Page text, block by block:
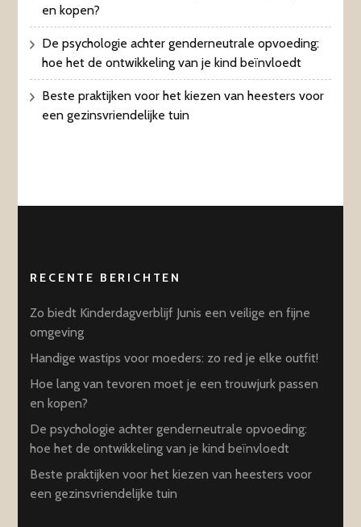
en kopen?
De psychologie achter genderneutrale opvoeding:
hoe het de ontwikkeling van je kind beïnvloedt
Beste praktijken voor het kiezen van heesters voor
een gezinsvriendelijke tuin
RECENTE BERICHTEN
Zo biedt Kinderdagverblijf Junis een veilige en fijne
omgeving
Handige wastips voor moeders: zo red je elke outfit!
Hoe lang van tevoren moet je een trouwjurk passen
en kopen?
De psychologie achter genderneutrale opvoeding:
hoe het de ontwikkeling van je kind beïnvloedt
Beste praktijken voor het kiezen van heesters voor
een gezinsvriendelijke tuin